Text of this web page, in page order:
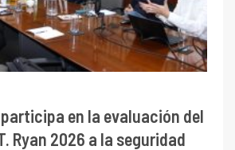
en la evaluación del
Ryan 2026 a la seguridad